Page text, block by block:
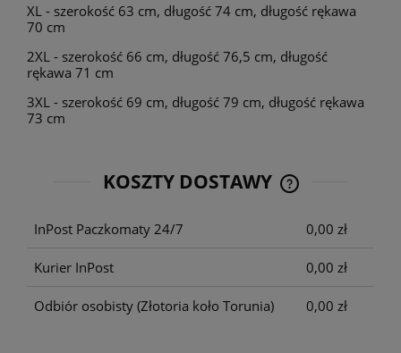
XL - szerokość 63 cm, długość 74 cm, długość rękawa
70 cm
2XL - szerokość 66 cm, długość 76,5 cm, długość
rękawa 71 cm
3XL - szerokość 69 cm, długość 79 cm, długość rękawa
73 cm
KOSZTY DOSTAWY
CENA NIE
InPost Paczkomaty 24/7 0,00 zł
Kurier InPost 0,00 zł
Odbiór osobisty (Złotoria koło Torunia) 0,00 zł